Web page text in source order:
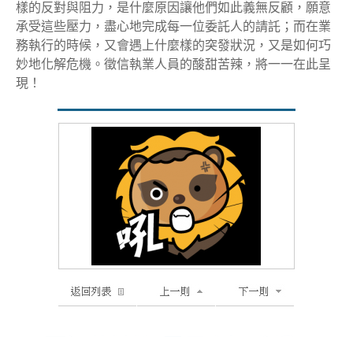
樣的反對與阻力，是什麼原因讓他們如此義無反顧，願意
承受這些壓力，盡心地完成每一位委託人的請託；而在業
務執行的時候，又會遇上什麼樣的突發狀況，又是如何巧
妙地化解危機。徵信執業人員的酸甜苦辣，將一一在此呈
現！